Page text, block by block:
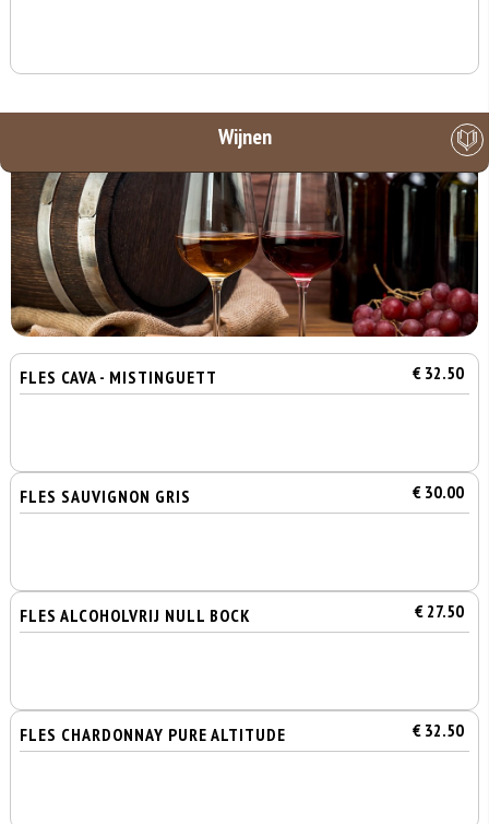
Wijnen
FLES CAVA - MISTINGUETT € 32.50
FLES SAUVIGNON GRIS € 30.00
FLES ALCOHOLVRIJ NULL BOCK € 27.50
FLES CHARDONNAY PURE ALTITUDE € 32.50